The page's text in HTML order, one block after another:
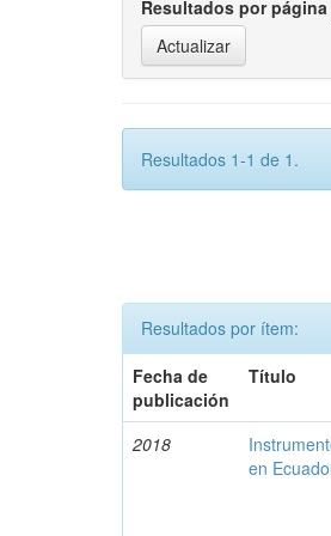
Resultados por página
Resultados 1-1 de 1.
Resultados por ítem:
Fecha de
publicación
Título
2018
en